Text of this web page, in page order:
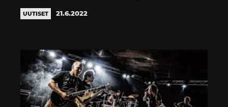
UUTISET 21.6.2022